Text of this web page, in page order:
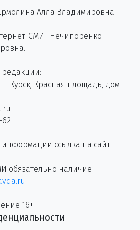
Алла Владимировна.
СМИ : Нечипоренко
г. Курск, Красная площадь, дом
62
ссылка на сайт
обязательно наличие
.
16+